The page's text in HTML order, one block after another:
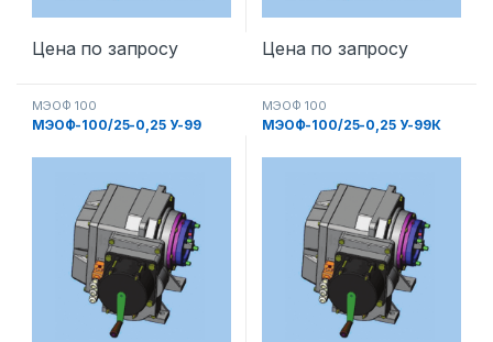
Цена по запросу Цена по запросу
МЭОФ 100
МЭОФ-100/25-0,25 У-99
МЭОФ 100
МЭОФ-100/25-0,25 У-99К